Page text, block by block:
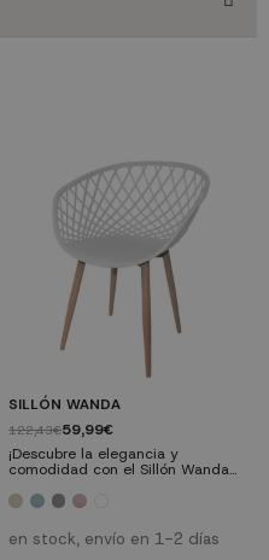
SILLÓN WANDA
122,43€59,99€
¡Descubre la elegancia y
comodidad con el Sillón Wanda!
diseño contemporáneo y
experiencia única en tu hogar.
Disponible en una paleta de
en stock, envío en 1-2 días